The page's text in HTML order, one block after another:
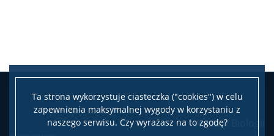
Ta strona wykorzystuje ciasteczka ("cookies") w celu
zapewnienia maksymalnej wygody w korzystaniu z
naszego serwisu. Czy wyrażasz na to zgodę?Wydział Biologii